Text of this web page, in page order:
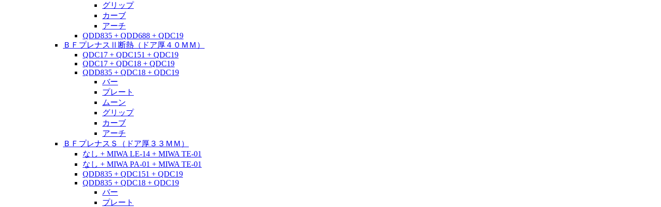
グリップ
カーブ
アーチ
QDD835 + QDD688 + QDC19
ＢＦプレナスⅡ断熱（ドア厚４０ＭＭ）
QDC17 + QDC151 + QDC19
QDC17 + QDC18 + QDC19
QDD835 + QDC18 + QDC19
バー
プレート
ムーン
グリップ
カーブ
アーチ
ＢＦプレナスＳ（ドア厚３３ＭＭ）
なし + MIWA LE-14 + MIWA TE-01
なし + MIWA PA-01 + MIWA TE-01
QDD835 + QDC151 + QDC19
QDD835 + QDC18 + QDC19
バー
プレート